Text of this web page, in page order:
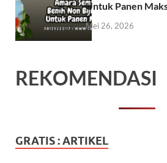
Untuk Panen
Mei 26, 2026
REKOMENDASI
GRATIS : ARTIKEL